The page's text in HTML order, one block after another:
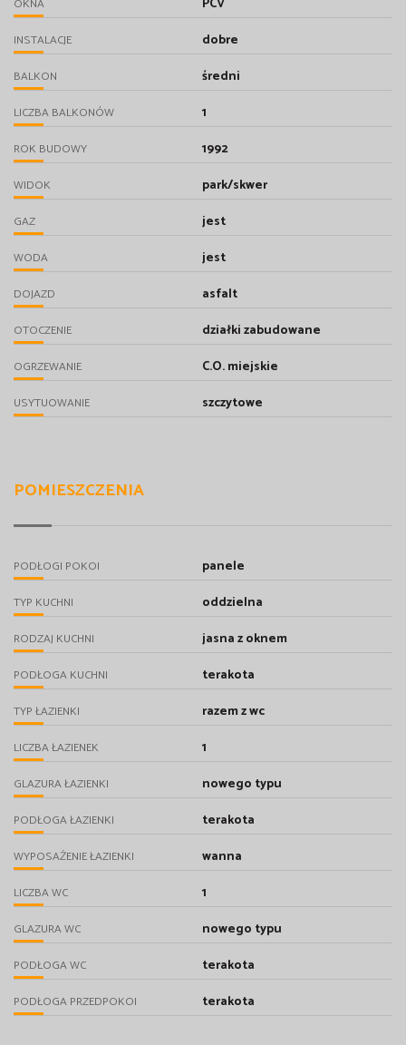
OKNA PCV
INSTALACJE dobre
BALKON średni
LICZBA BALKONÓW 1
ROK BUDOWY 1992
WIDOK park/skwer
GAZ jest
WODA jest
DOJAZD asfalt
OTOCZENIE działki zabudowane
OGRZEWANIE C.O. miejskie
USYTUOWANIE szczytowe
POMIESZCZENIA
PODŁOGI POKOI panele
TYP KUCHNI oddzielna
RODZAJ KUCHNI jasna z oknem
PODŁOGA KUCHNI terakota
TYP ŁAZIENKI razem z wc
LICZBA ŁAZIENEK 1
GLAZURA ŁAZIENKI nowego typu
PODŁOGA ŁAZIENKI terakota
WYPOSAŻENIE ŁAZIENKI wanna
LICZBA WC 1
GLAZURA WC nowego typu
PODŁOGA WC terakota
PODŁOGA PRZEDPOKOI terakota